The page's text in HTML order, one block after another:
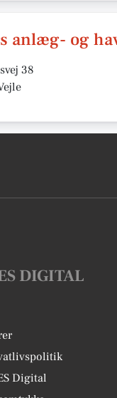
anlæg- og
38
DIGITAL
Digital